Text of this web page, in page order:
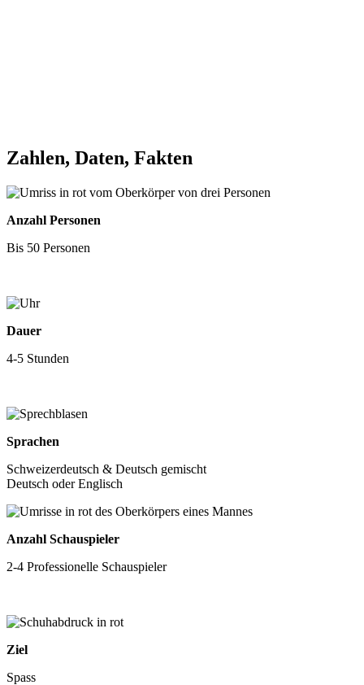
Zahlen, Daten, Fakten
Anzahl Personen
Bis 50 Personen
Dauer
4-5 Stunden
Sprachen
Schweizerdeutsch & Deutsch gemischt
Deutsch oder Englisch
Anzahl Schauspieler
2-4 Professionelle Schauspieler
Ziel
Spass